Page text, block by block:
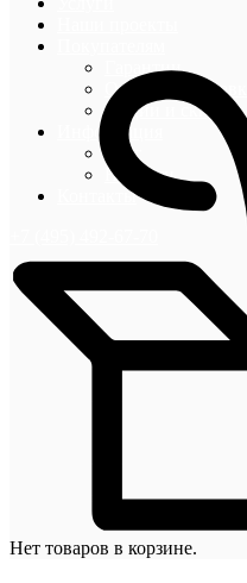
Гарантии
Оплата и доставка
Акции и скидки
Информация
Блог
Новости
Контакты
Нет товаров в корзине.